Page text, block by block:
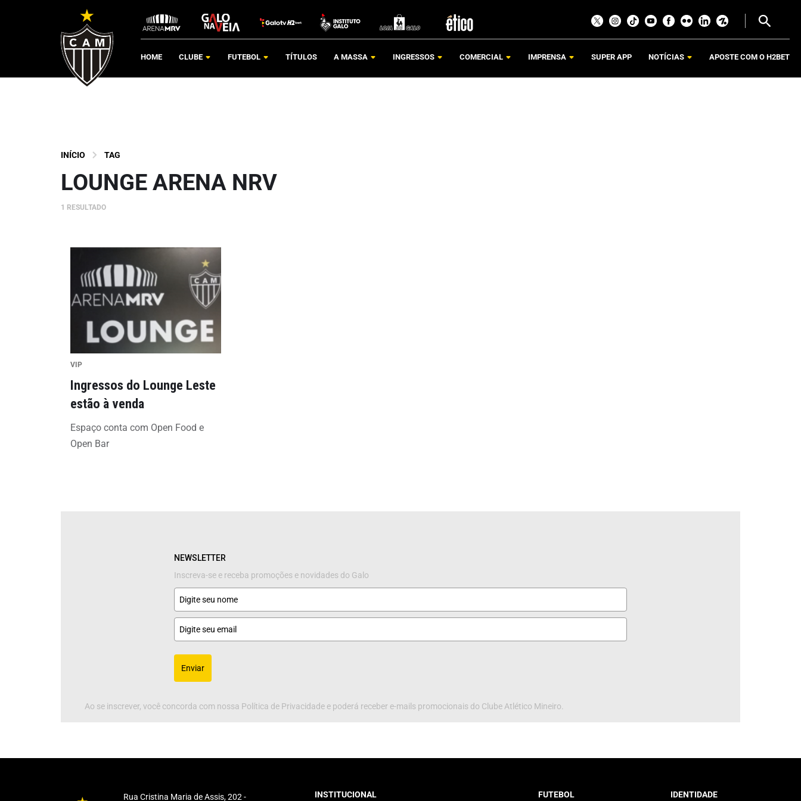
HOME CLUBE FUTEBOL TÍTULOS A MASSA INGRESSOS COMERCIAL IMPRENSA SUPER APP NOTÍCIAS APOSTE COM O H2BET
INÍCIO TAG
LOUNGE ARENA NRV
1 RESULTADO
VIP
Ingressos do Lounge Leste
estão à venda
Espaço conta com Open Food e
Open Bar
NEWSLETTER
Inscreva-se e receba promoções e novidades do Galo
Enviar
Ao se inscrever, você concorda com nossa Política de Privacidade e poderá receber e-mails promocionais do Clube Atlético Mineiro.
Rua Cristina Maria de Assis, 202 - INSTITUCIONAL FUTEBOL IDENTIDADE